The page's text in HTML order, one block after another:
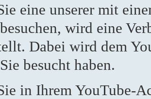
eine unserer mit
wird eine
Dabei wird dem
besucht haben.
in Ihrem YouTube-